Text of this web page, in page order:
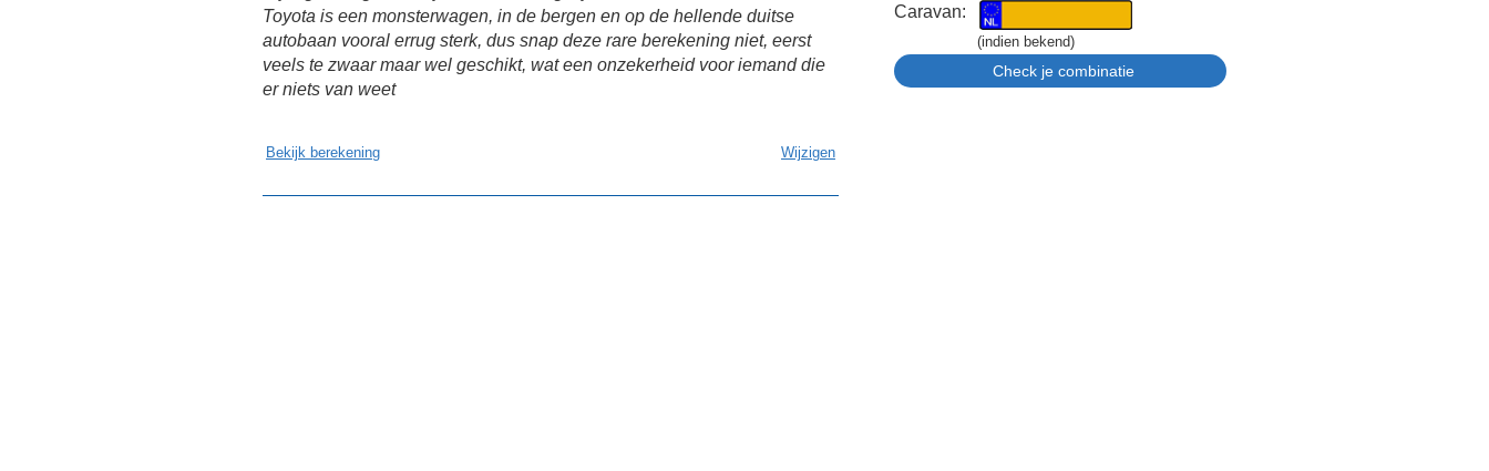
Toyota is een monsterwagen, in de bergen en op de hellende duitse
autobaan vooral errug sterk, dus snap deze rare berekening niet, eerst
veels te zwaar maar wel geschikt, wat een onzekerheid voor iemand die
er niets van weet
Bekijk berekening Wijzigen
Caravan:
(indien bekend)